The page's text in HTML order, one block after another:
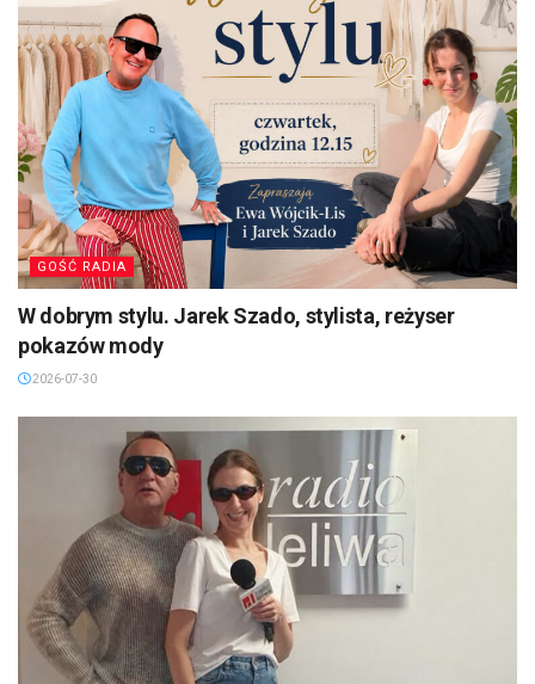
GOŚĆ RADIA
W dobrym stylu. Jarek Szado, stylista, reżyser
pokazów mody
2026-07-30